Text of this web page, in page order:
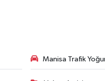
Manisa Trafik